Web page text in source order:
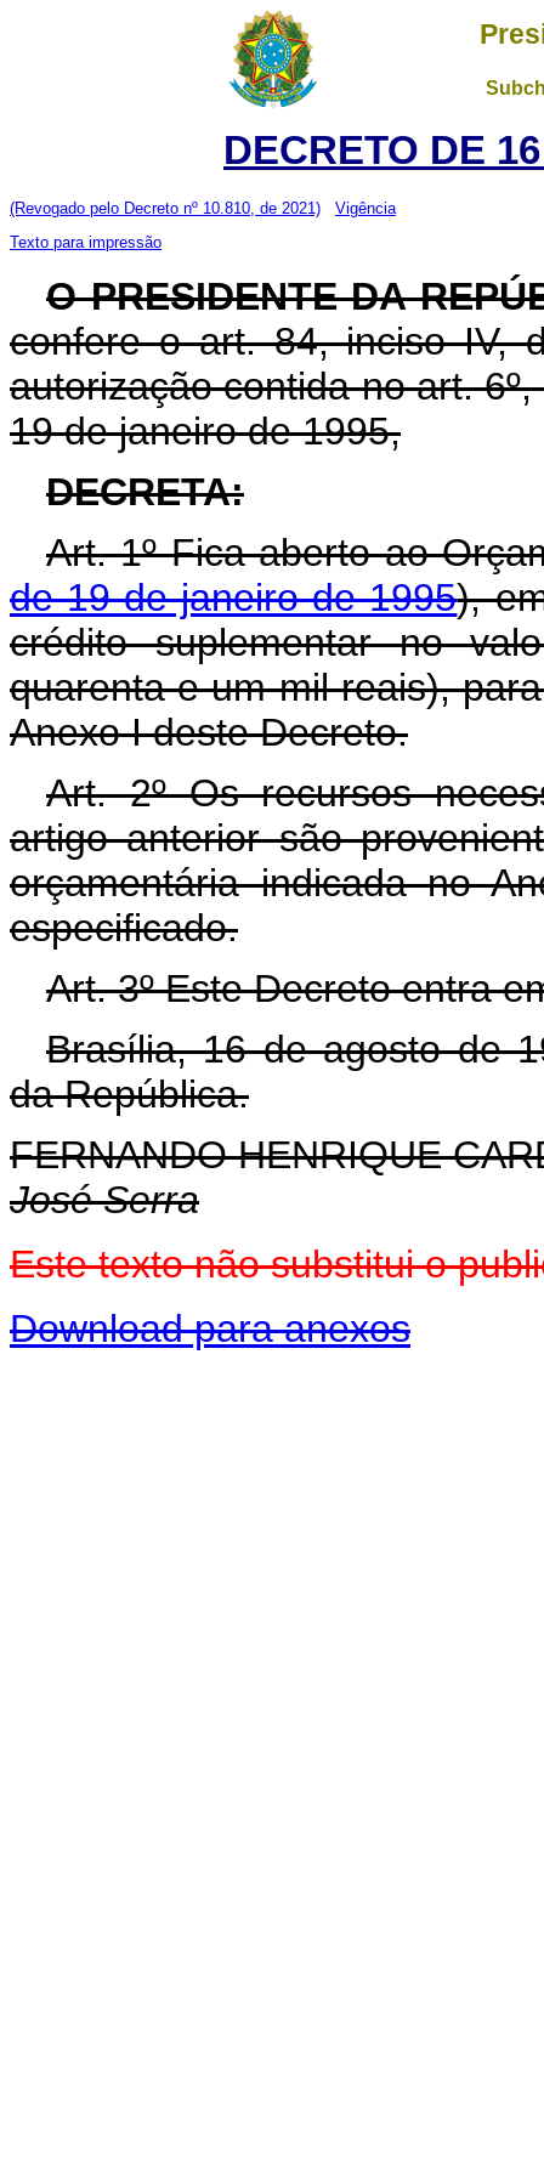
DECRETO DE
(Revogado pelo Decreto nº 10.810, de 2021)
Vigência
Texto para impressão
O PRESIDENTE DA
confere o art. 84, inciso IV,
autorização contida no art.
19 de janeiro de 1995,
DECRETA:
Art. 1º Fica aberto ao
de 19 de janeiro de 1995),
crédito suplementar no
quarenta e um mil reais),
Anexo I deste Decreto.
Art. 2º Os recursos
artigo anterior são
orçamentária indicada no
especificado.
Art. 3º Este Decreto entra
Brasília, 16 de agosto de
da República.
FERNANDO HENRIQUE
José Serra
Este texto não substitui o
Download para anexos